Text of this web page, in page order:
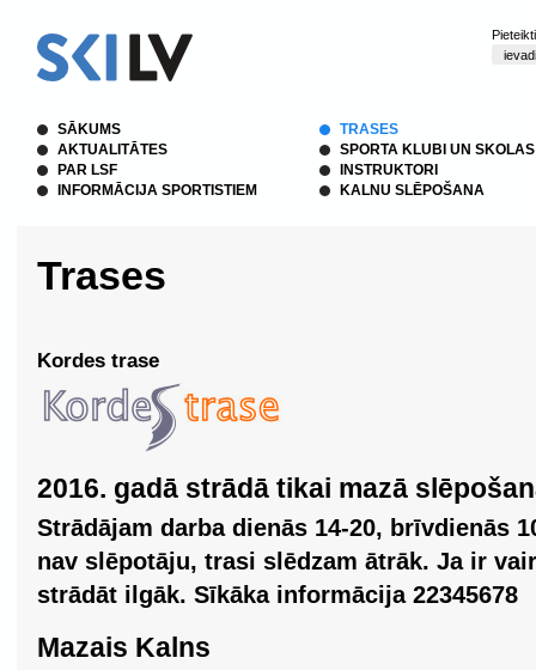
SĀKUMS
AKTUALITĀTES
PAR LSF
INFORMĀCIJA SPORTISTIEM
TRASES
SPORTA KLUBI UN SKOLAS
INSTRUKTORI
KALNU SLĒPOŠANA
Trases
Kordes trase
2016. gadā strādā tikai mazā
Strādājam darba dienās 14-20, brīvdienās
nav slēpotāju, trasi slēdzam ātrāk. Ja ir
strādāt ilgāk. Sīkāka informācija 22345678
Mazais Kalns